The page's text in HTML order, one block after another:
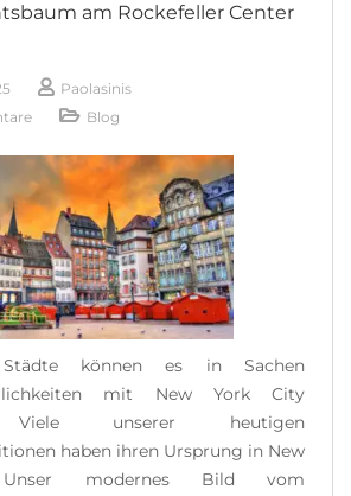
am Rockefeller Center
Paolasinis
Blog
können es in Sachen
mit New York City
Viele unserer heutigen
haben ihren Ursprung in New
modernes Bild vom